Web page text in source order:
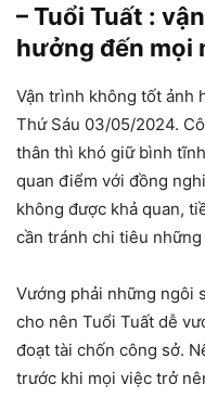
– Tuổi Tuất :
hưởng đến mọi
Vận trình không tốt ảnh
Thứ Sáu 03/05/2024.
thân thì khó giữ bình
quan điểm với đồng
không được khả quan,
cần tránh chi tiêu
Vướng phải những ngôi
cho nên Tuổi Tuất dễ
đoạt tài chốn công sở.
trước khi mọi việc trở